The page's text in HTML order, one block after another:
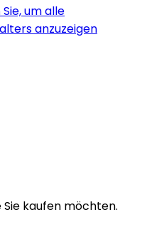
um alle
anzuzeigen
Sie kaufen möchten.